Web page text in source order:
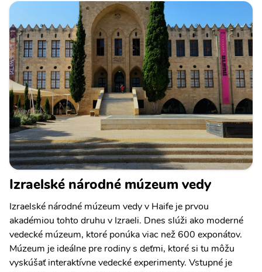
Izraelské národné múzeum vedy
Izraelské národné múzeum vedy v Haife je prvou
akadémiou tohto druhu v Izraeli. Dnes slúži ako moderné
vedecké múzeum, ktoré ponúka viac než 600 exponátov.
Múzeum je ideálne pre rodiny s deťmi, ktoré si tu môžu
vyskúšať interaktívne vedecké experimenty. Vstupné je